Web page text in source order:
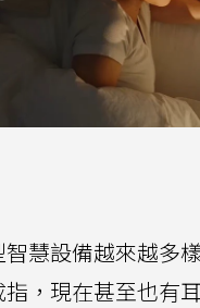
慧設備越來越多
，現在甚至也有